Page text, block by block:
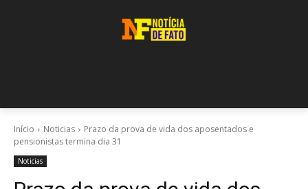
Início Noticias
Prazo da prova de vida dos aposentados e
pensionistas termina dia 31
Noticias